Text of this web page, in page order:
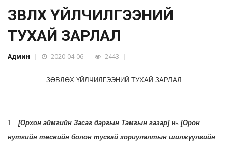
ЗӨВЛӨХ ҮЙЛЧИЛГЭЭНИЙ
ТУХАЙ ЗАРЛАЛ
Админ 2020-04-06 2443
ЗӨВЛӨХ ҮЙЛЧИЛГЭЭНИЙ ТУХАЙ ЗАРЛАЛ
1. [Орхон аймгийн Засаг даргын Тамгын газар] нь [Орон
нутгийн төсвийн болон тусгай зориулалтын шилжүүлгийн